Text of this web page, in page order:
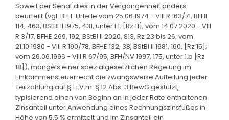
Soweit der Senat dies in der Vergangenheit anders
beurteilt (vgl. BFH-Urteile vom 25.06.1974 - VIII R 163/71, BFHE
114, 463, BStBl II 1975, 431, unter I.1. [Rz 11]; vom 14.07.2020 - VIII
R 3/17, BFHE 269, 192, BStBl II 2020, 813, Rz 23 bis 26; vom
21.10.1980 - VIII R 190/78, BFHE 132, 38, BStBl II 1981, 160, [Rz 15];
vom 26.06.1996 - VIII R 67/95, BFH/NV 1997, 175, unter 1.b [Rz
18]), mangels einer spezialgesetzlichen Regelung im
Einkommensteuerrecht die zwangsweise Aufteilung jeder
Teilzahlung auf § 1 i.V.m. § 12 Abs. 3 BewG gestützt,
typisierend einen von Beginn an in jeder Rate enthaltenen
Zinsanteil unter Anwendung eines Rechnungszinsfußes in
Höhe von 5,5 % ermittelt und im Zinsanteil ein